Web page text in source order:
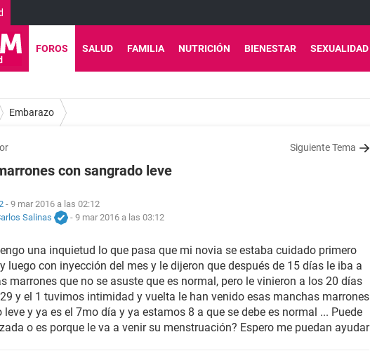
FOROS SALUD FAMILIA NUTRICIÓN BIENESTAR SEXUALIDAD
Embarazo
Siguiente Tema
con sangrado leve
- 9 mar 2016 a las 02:12
Salinas
- 9 mar 2016 a las 03:12
una inquietud lo que pasa que mi novia se estaba cuidado primero
luego con inyección del mes y le dijeron que después de 15 días le iba a
marrones que no se asuste que es normal, pero le vinieron a los 20 días
y el 1 tuvimos intimidad y vuelta le han venido esas manchas marrones
y ya es el 7mo día y ya estamos 8 a que se debe es normal ... Puede
o es porque le va a venir su menstruación? Espero me puedan ayudar